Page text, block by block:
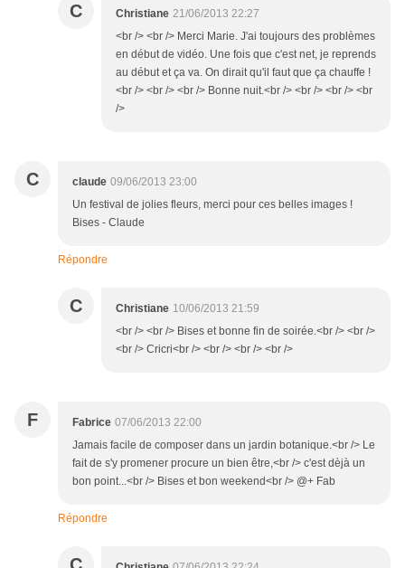
C Christiane 21/06/2013 22:27
<br /> <br /> Merci Marie. J'ai toujours des problèmes
en début de vidéo. Une fois que c'est net, je reprends
au début et ça va. On dirait qu'il faut que ça chauffe !
<br /> <br /> <br /> Bonne nuit.<br /> <br /> <br /> <br
/>
C claude 09/06/2013 23:00
Un festival de jolies fleurs, merci pour ces belles images !
Bises - Claude
Répondre
C Christiane 10/06/2013 21:59
<br /> <br /> Bises et bonne fin de soirée.<br /> <br />
<br /> Cricri<br /> <br /> <br /> <br />
F Fabrice 07/06/2013 22:00
Jamais facile de composer dans un jardin botanique.<br /> Le
fait de s'y promener procure un bien être,<br /> c'est dèjà un
bon point...<br /> Bises et bon weekend<br /> @+ Fab
Répondre